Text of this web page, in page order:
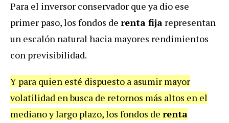
Para el inversor conservador que ya dio ese
primer paso, los fondos de renta fija representan
un escalón natural hacia mayores rendimientos
con previsibilidad.
Y para quien esté dispuesto a asumir mayor
volatilidad en busca de retornos más altos en el
mediano y largo plazo, los fondos de renta